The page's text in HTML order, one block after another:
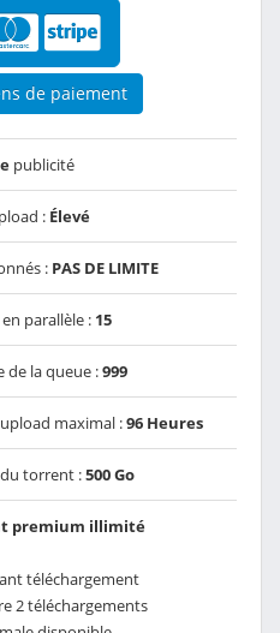
de paiement
publicité
: Élevé
: PAS DE LIMITE
parallèle : 15
de la queue :999
maximal :96 Heures
torrent :500 Go
premium illimité
téléchargement
2 téléchargements